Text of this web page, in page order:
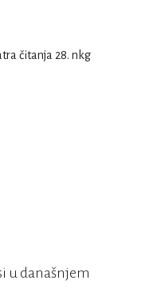
u današnjem